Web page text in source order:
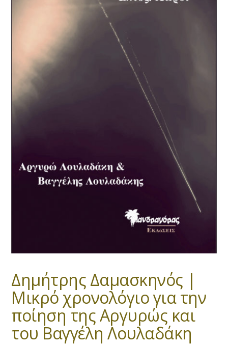
Δημήτρης Δαμασκηνός |
Μικρό χρονολόγιο για την
ποίηση της Αργυρώς και
του Βαγγέλη Λουλαδάκη